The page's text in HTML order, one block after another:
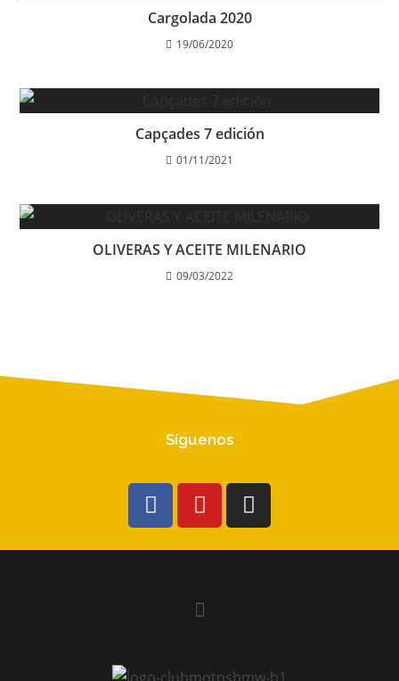
Cargolada 2020
19/06/2020
Capçades 7 edición
01/11/2021
OLIVERAS Y ACEITE MILENARIO
09/03/2022
Síguenos